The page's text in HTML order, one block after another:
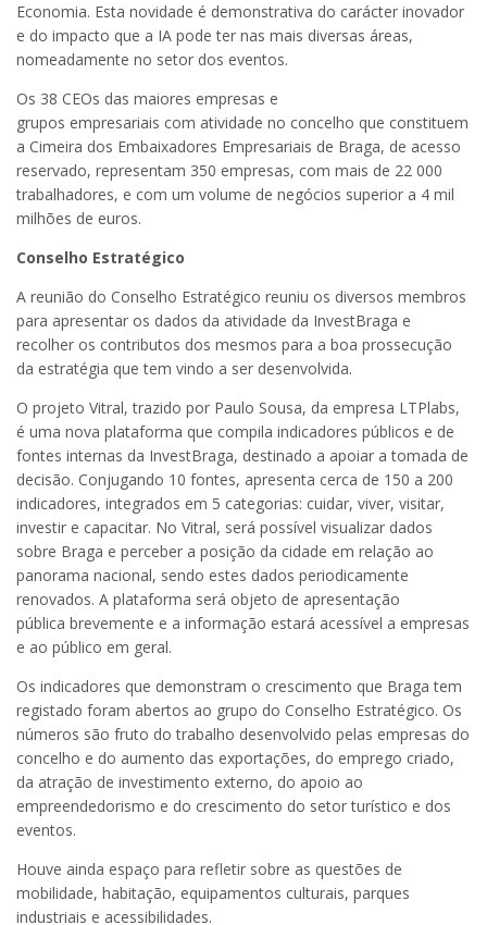
Economia. Esta novidade é demonstrativa do carácter inovador
e do impacto que a IA pode ter nas mais diversas áreas,
nomeadamente no setor dos eventos.
Os 38 CEOs das maiores empresas e
grupos empresariais com atividade no concelho que constituem
a Cimeira dos Embaixadores Empresariais de Braga, de acesso
reservado, representam 350 empresas, com mais de 22 000
trabalhadores, e com um volume de negócios superior a 4 mil
milhões de euros.
Conselho Estratégico
A reunião do Conselho Estratégico reuniu os diversos membros
para apresentar os dados da atividade da InvestBraga e
recolher os contributos dos mesmos para a boa prossecução
da estratégia que tem vindo a ser desenvolvida.
O projeto Vitral, trazido por Paulo Sousa, da empresa LTPlabs,
é uma nova plataforma que compila indicadores públicos e de
fontes internas da InvestBraga, destinado a apoiar a tomada de
decisão. Conjugando 10 fontes, apresenta cerca de 150 a 200
indicadores, integrados em 5 categorias: cuidar, viver, visitar,
investir e capacitar. No Vitral, será possível visualizar dados
sobre Braga e perceber a posição da cidade em relação ao
panorama nacional, sendo estes dados periodicamente
renovados. A plataforma será objeto de apresentação
pública brevemente e a informação estará acessível a empresas
e ao público em geral.
Os indicadores que demonstram o crescimento que Braga tem
registado foram abertos ao grupo do Conselho Estratégico. Os
números são fruto do trabalho desenvolvido pelas empresas do
concelho e do aumento das exportações, do emprego criado,
da atração de investimento externo, do apoio ao
empreendedorismo e do crescimento do setor turístico e dos
eventos.
Houve ainda espaço para refletir sobre as questões de
mobilidade, habitação, equipamentos culturais, parques
industriais e acessibilidades.